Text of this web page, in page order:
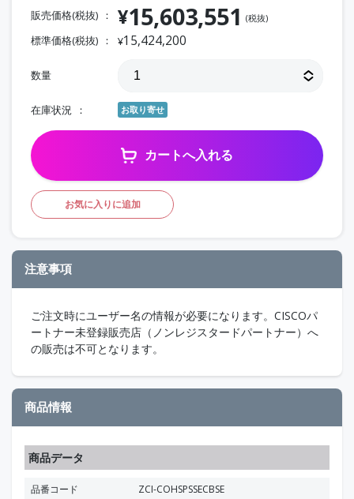
販売価格(税抜) ¥15,603,551 (税抜)
標準価格(税抜) ¥15,424,200
数量
在庫状況 お取り寄せ
カートへ入れる
お気に入りに追加
注意事項
ご注文時にユーザー名の情報が必要になります。CISCOパ
ートナー未登録販売店（ノンレジスタードパートナー）へ
の販売は不可となります。
商品情報
商品データ
品番コード
ZCI-COHSPSSECBSE